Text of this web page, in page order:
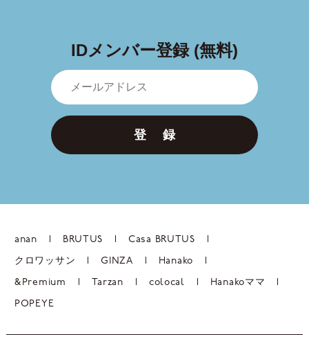
IDメンバー登録 (無料)
登 録
anan BRUTUS Casa BRUTUS
クロワッサン GINZA Hanako
&Premium Tarzan colocal Hanakoママ
POPEYE